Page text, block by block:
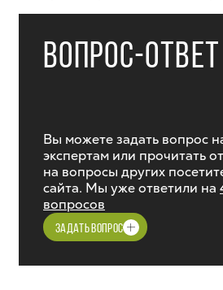
ВОПРОС-ОТВЕТ
Вы можете задать вопрос
экспертам или прочитать
на вопросы других
сайта. Мы уже ответили на
вопросов
ЗАДАТЬ ВОПРОС